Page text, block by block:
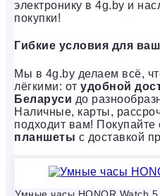
электронику в 4g.by и
покупки!
Гибкие условия для
Мы в 4g.by делаем всё,
лёгкими: от удобной
Беларуси до
Наличные, карты,
подходит вам! Покупайте
планшеты с доставкой
Умные часы HONOR Watch